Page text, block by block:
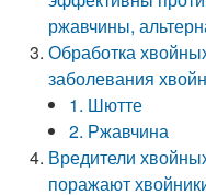
ржавчины,
Обработка
заболевания
1. Шютте
2. Ржавчина
Вредители
поражают